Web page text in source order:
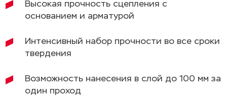
Высокая прочность сцепления с
основанием и арматурой
Интенсивный набор прочности во все сроки
твердения
Возможность нанесения в слой до 100 мм за
один проход